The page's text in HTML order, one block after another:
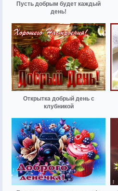
Пусть добрым будет каждый
день!
Открытка добрый день с
клубникой